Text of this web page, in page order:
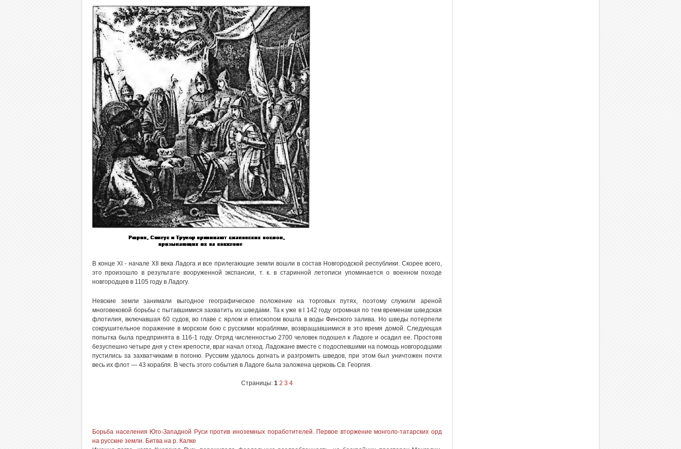
В конце XI - начале XII века Ладога и все прилегающие земли вошли в состав Новгородской республики. Скорее всего,
это произошло в результате вооруженной экспансии, т. к. в старинной летописи упоминается о военном походе
новгородцев в 1105 году в Ладогу.
Невские земли занимали выгодное географическое положение на торговых путях, поэтому служили ареной
многовековой борьбы с пытавшимися захватить их шведами. Та к уже в I 142 году огромная по тем временам шведская
флотилия, включавшая 60 судов, во главе с ярлом и епископом вошла в воды Финского залива. Но шведы потерпели
сокрушительное поражение в морском бою с русскими кораблями, возвращавшимися в это время домой. Следующая
попытка была предпринята в 116-1 году. Отряд численностью 2700 человек подошел к Ладоге и осадил ее. Простояв
безуспешно четыре дня у стен крепости, враг начал отход. Ладожане вместе с подоспевшими на помощь новгородцами
пустились за захватчиками в погоню. Русским удалось догнать и разгромить шведов, при этом был уничтожен почти
весь их флот — 43 корабля. В честь этого события в Ладоге была заложена церковь Св. Георгия.
Страницы: 1 2 3 4
Борьба населения Юго-Западной Руси против иноземных поработителей. Первое вторжение монголо-татарских орд
на русские земли. Битва на р. Калке